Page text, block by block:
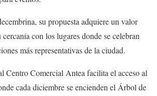
su propuesta adquiere un valor
cercanía con los lugares donde se celebran
más representativas de la ciudad.
Centro Comercial Antea facilita el acceso al
cada diciembre se encienden el Árbol de